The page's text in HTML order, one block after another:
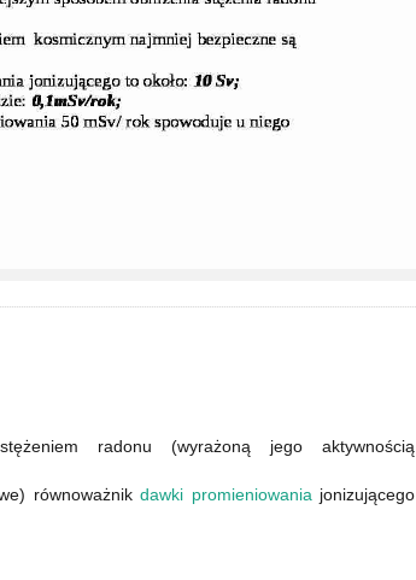
radonu (wyrażoną jego aktywnością
równoważnikdawki promieniowania jonizującego